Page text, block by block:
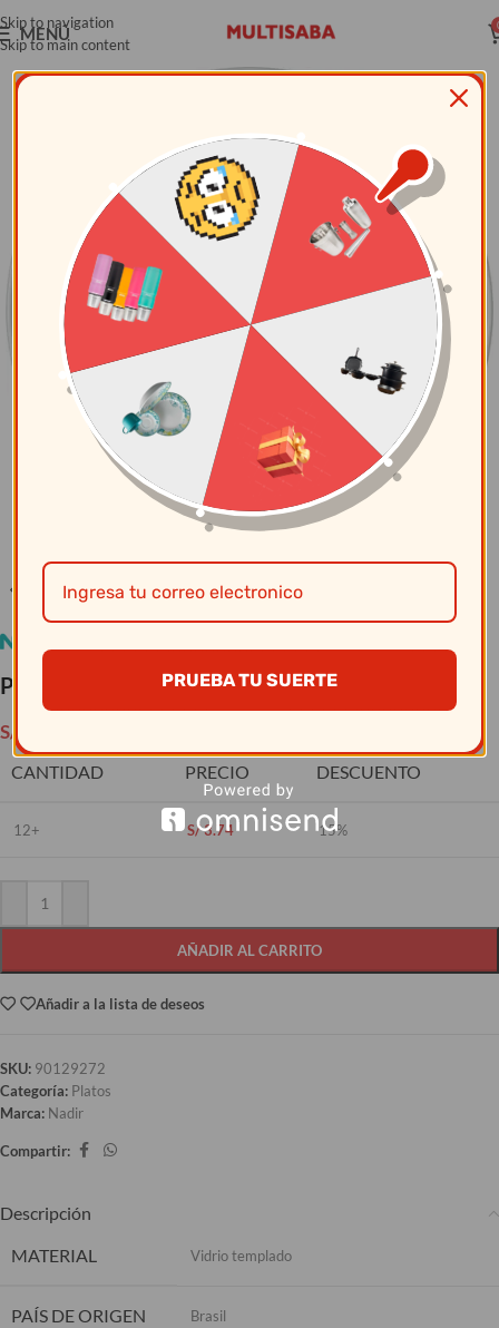
Skip to navigation
Skip to main content
MENÚ
Plato Postre Blanc 19 Cm
S/
CANTIDAD PRECIO DESCUENTO
12+ S/3.74 15%
AÑADIR AL CARRITO
Añadir a la lista de deseos
SKU: 90129272
Categoría: Platos
Marca: Nadir
Compartir:
Descripción
MATERIAL
Vidrio templado
PAÍS DE ORIGEN Brasil
PRUEBA TU SUERTE